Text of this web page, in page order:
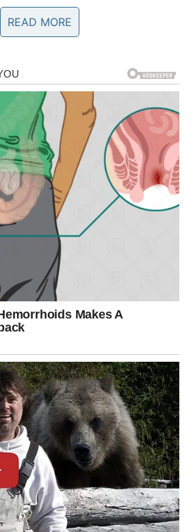
bez bola. U oba slučaja – dobijaš
čudo.
– trenutak kada
da se brani
sudbina sprema Raku sledeće
njegovoj duši
. Dolazi trenutak u
braniš, da skrivaš emocije i da se
Shvataš da ranjivost nije slabost,
sa srca polako topi. Sećanja koja
Počinješ da veruješ da možeš
bez straha da će to biti kratko.
više ne moraš da živiš u prošlosti
što zaslužuje tvoju punu pažnju.
i životna
vest u pravo
sledeća sedmica donosiolakšanje i
pojaviti vest, razgovor ili rešenje
Za Rakove koji su brinuli o
obavezama, dolazi
slažu prirodnije nego ranije.
READ MORE